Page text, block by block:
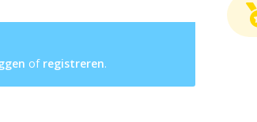
of registreren.